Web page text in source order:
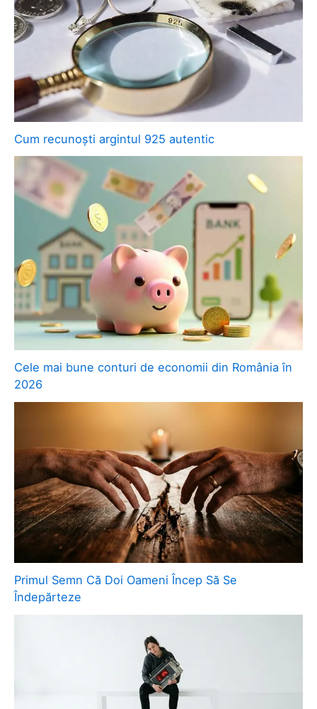
Cum recunoști argintul 925 autentic
Cele mai bune conturi de economii din România în
2026
Primul Semn Că Doi Oameni Încep Să Se
Îndepărteze